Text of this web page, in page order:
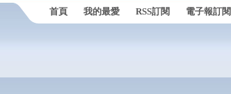
首頁 我的最愛 RSS訂閱 電子報訂閱